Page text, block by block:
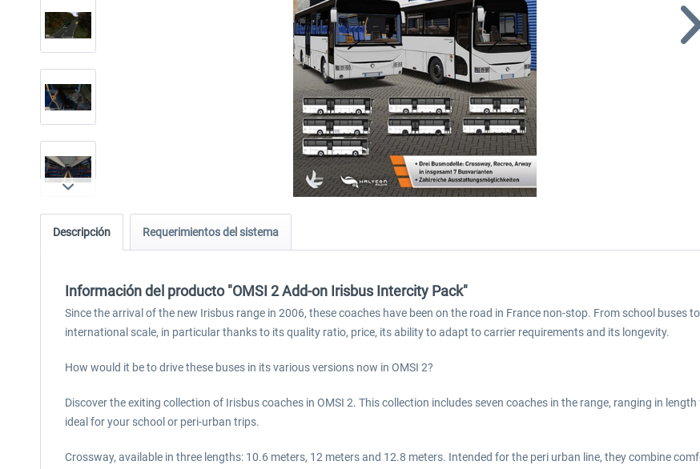
Descripción Requerimientos del sistema
Información del producto "OMSI 2 Add-on Irisbus Intercity Pack"
Since the arrival of the new Irisbus range in 2006, these coaches have been on the road in France non-stop. From school buses
international scale, in particular thanks to its quality ratio, price, its ability to adapt to carrier requirements and its longevity.
How would it be to drive these buses in its various versions now in OMSI 2?
Discover the exiting collection of Irisbus coaches in OMSI 2. This collection includes seven coaches in the range, ranging in
ideal for your school or peri-urban trips.
Crossway, available in three lengths: 10.6 meters, 12 meters and 12.8 meters. Intended for the peri urban line, they combine